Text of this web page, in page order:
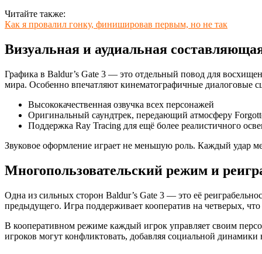
Читайте также:
Как я провалил гонку, финишировав первым, но не так
Визуальная и аудиальная
Графика в Baldur’s Gate 3 — это отдельный повод для
мира. Особенно впечатляют кинематографичные диалоговые
Высококачественная озвучка всех персонажей
Оригинальный саундтрек, передающий атмосферу
Поддержка Ray Tracing для ещё более реалистичного
Звуковое оформление играет не меньшую роль. Каждый удар
Многопользовательский режим и
Одна из сильных сторон Baldur’s Gate 3 — это её
предыдущего. Игра поддерживает кооператив на четверых,
В кооперативном режиме каждый игрок управляет своим
игроков могут конфликтовать, добавляя социальной динамики